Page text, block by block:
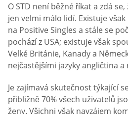
O STD není běžné říkat a zdá
jen velmi málo lidí. Existuje
na Positive Singles a stále se
pochází z USA; existuje však
Velké Británie, Kanady a
nejčastějšími jazyky angličtina a
Je zajímavá skutečnost týkající
přibližně 70% všech uživatelů
ženy. Všichni však navzájem